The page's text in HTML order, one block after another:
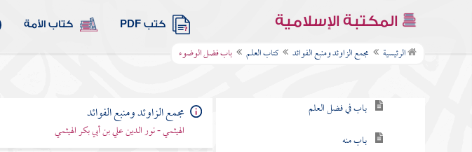
المكتبة الإسلامية كتب PDF كتاب الأمة
الرئيسية مجمع الزاوئد ومنبع الفوائد كتاب العلم باب فضل الوضوء
كتاب الإيمان
كتاب العلم
باب في فضل العلم
باب منه
مجمع الزاوئد ومنبع الفوائد
الهيثمي - نور الدين علي بن أبي بكر الهيثمي